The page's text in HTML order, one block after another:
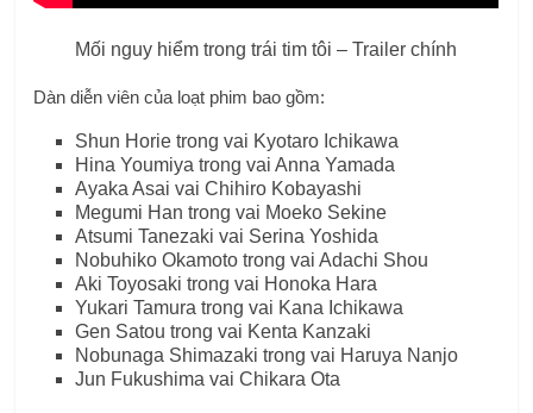
Mối nguy hiểm trong trái tim tôi – Trailer chính
Dàn diễn viên của loạt phim bao gồm:
Shun Horie trong vai Kyotaro Ichikawa
Hina Youmiya trong vai Anna Yamada
Ayaka Asai vai Chihiro Kobayashi
Megumi Han trong vai Moeko Sekine
Atsumi Tanezaki vai Serina Yoshida
Nobuhiko Okamoto trong vai Adachi Shou
Aki Toyosaki trong vai Honoka Hara
Yukari Tamura trong vai Kana Ichikawa
Gen Satou trong vai Kenta Kanzaki
Nobunaga Shimazaki trong vai Haruya Nanjo
Jun Fukushima vai Chikara Ota